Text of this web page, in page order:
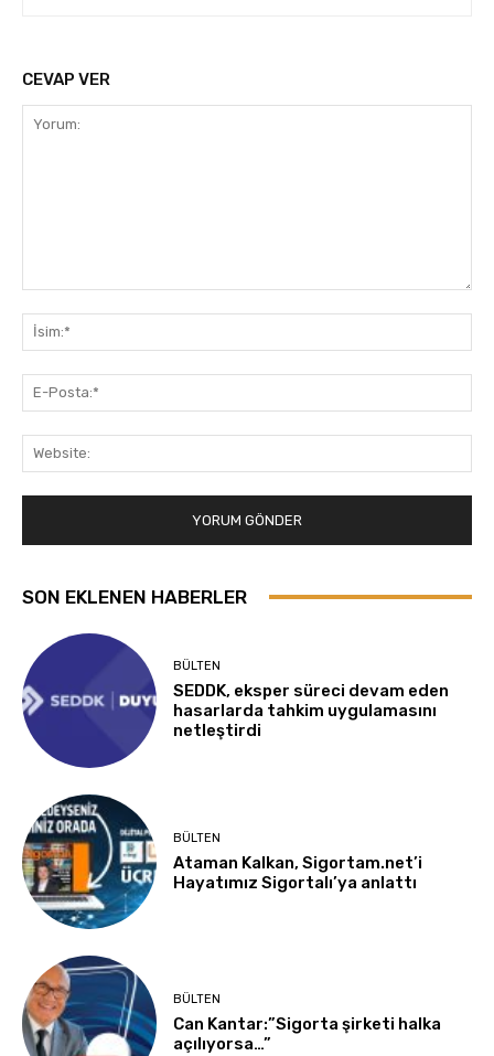
CEVAP VER
SON EKLENEN HABERLER
BÜLTEN
SEDDK, eksper süreci devam eden
hasarlarda tahkim uygulamasını
netleştirdi
BÜLTEN
Ataman Kalkan, Sigortam.net’i
Hayatımız Sigortalı’ya anlattı
BÜLTEN
Can Kantar:”Sigorta şirketi halka
açılıyorsa…”